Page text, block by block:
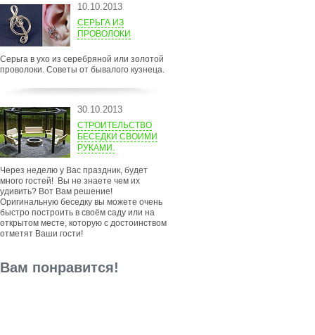
10.10.2013
СЕРЬГА ИЗ
ПРОВОЛОКИ
Серьга в ухо из серебряной или золотой
проволоки. Советы от бывалого кузнеца.
30.10.2013
СТРОИТЕЛЬСТВО
БЕСЕДКИ СВОИМИ
РУКАМИ.
Через неделю у Вас праздник, будет
много гостей! Вы не знаете чем их
удивить? Вот Вам решение!
Оригинальную беседку вы можете очень
быстро построить в своём саду или на
открытом месте, которую с достоинством
отметят Ваши гости!
Вам понравится!